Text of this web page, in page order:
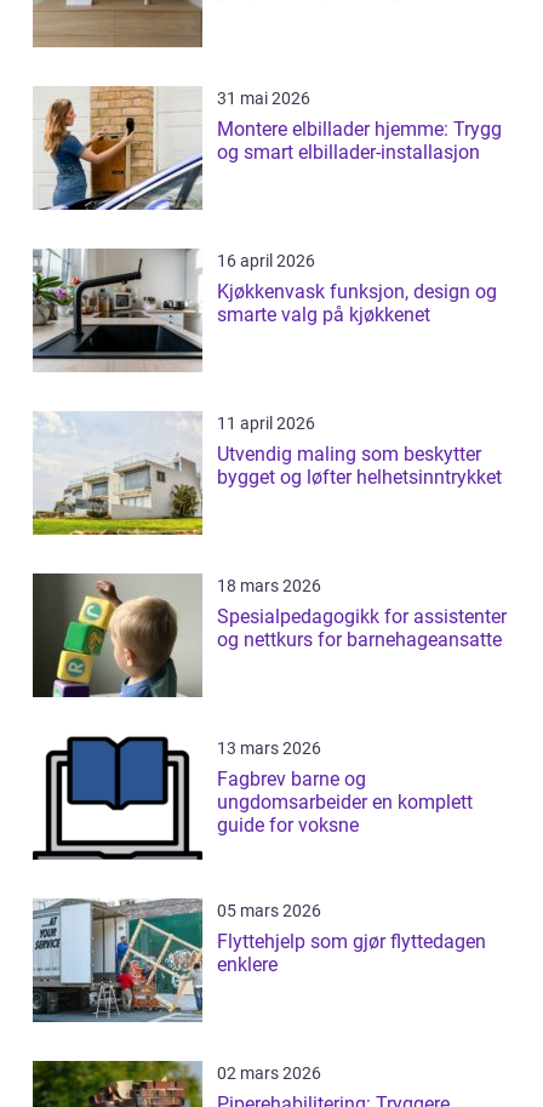
31 mai 2026
Montere elbillader hjemme: Trygg
og smart elbillader-installasjon
16 april 2026
Kjøkkenvask funksjon, design og
smarte valg på kjøkkenet
11 april 2026
Utvendig maling som beskytter
bygget og løfter helhetsinntrykket
18 mars 2026
Spesialpedagogikk for assistenter
og nettkurs for barnehageansatte
13 mars 2026
Fagbrev barne og
ungdomsarbeider en komplett
guide for voksne
05 mars 2026
Flyttehjelp som gjør flyttedagen
enklere
02 mars 2026